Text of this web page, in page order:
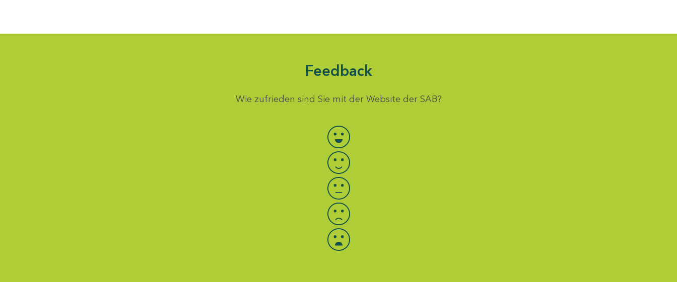
Feedback
Wie zufrieden sind Sie mit der Website der SAB?
Bewertung auswählen